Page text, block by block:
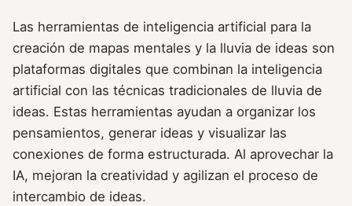
Las herramientas de inteligencia artificial para la
creación de mapas mentales y la lluvia de ideas son
plataformas digitales que combinan la inteligencia
artificial con las técnicas tradicionales de lluvia de
ideas. Estas herramientas ayudan a organizar los
pensamientos, generar ideas y visualizar las
conexiones de forma estructurada. Al aprovechar la
IA, mejoran la creatividad y agilizan el proceso de
intercambio de ideas.